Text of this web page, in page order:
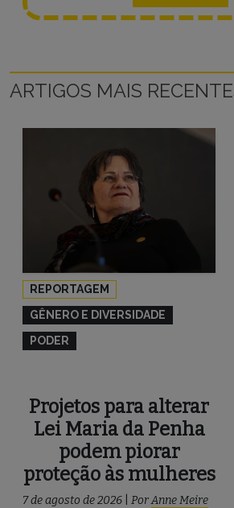
ARTIGOS MAIS
REPORTAGEM
GÊNERO E DIVERSIDADE
PODER
Projetos para alterar
Lei Maria da Penha
podem piorar
proteção às mulheres
7 de agosto de 2026 PorAnne Meire